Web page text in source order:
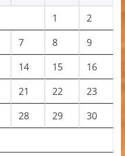
1
2
7 8
9
14 15
16
21 22
23
28 29
30